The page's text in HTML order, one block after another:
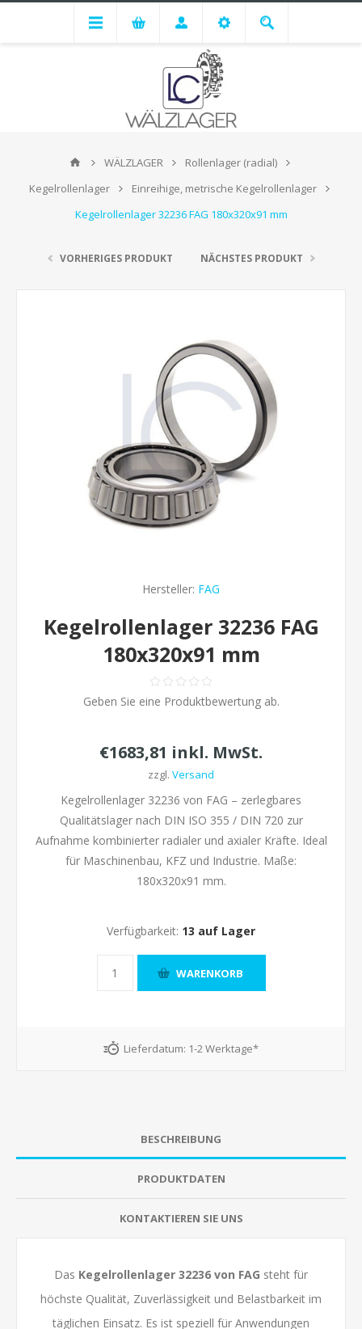
WÄLZLAGER
Rollenlager (radial)
Kegelrollenlager
Einreihige, metrische Kegelrollenlager
Kegelrollenlager 32236 FAG 180x320x91 mm
VORHERIGES PRODUKT NÄCHSTES PRODUKT
Hersteller: FAG
Kegelrollenlager 32236 FAG
180x320x91 mm
Geben Sie eine Produktbewertung ab.
€1683,81 inkl. MwSt.
zzgl. Versand
Kegelrollenlager 32236 von FAG – zerlegbares
Qualitätslager nach DIN ISO 355 / DIN 720 zur
Aufnahme kombinierter radialer und axialer Kräfte. Ideal
für Maschinenbau, KFZ und Industrie. Maße:
180x320x91 mm.
Verfügbarkeit: 13 auf Lager
Lieferdatum: 1-2 Werktage*
BESCHREIBUNG
PRODUKTDATEN
KONTAKTIEREN SIE UNS
Das Kegelrollenlager 32236 von FAG steht für
höchste Qualität, Zuverlässigkeit und Belastbarkeit im
täglichen Einsatz. Es ist speziell für Anwendungen